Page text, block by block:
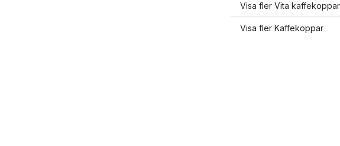
Visa fler Vita kaffekoppar
Visa fler Kaffekoppar